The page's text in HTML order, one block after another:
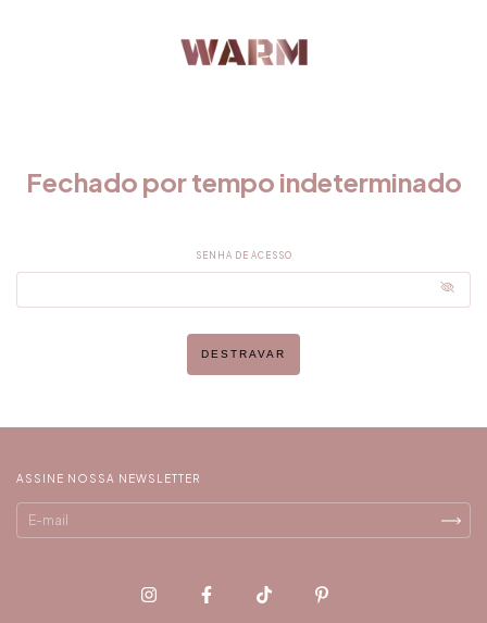
Fechado por tempo indeterminado
SENHA DE ACESSO
DESTRAVAR
ASSINE NOSSA NEWSLETTER